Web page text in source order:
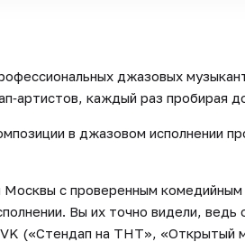
джазовых
каждый раз пробирая
в джазовом исполнении
Москвы с проверенным
Вы их точно видели, ведь
(«Стендап на ТНТ», «Открытый